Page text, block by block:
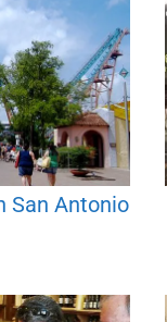
San Antonio